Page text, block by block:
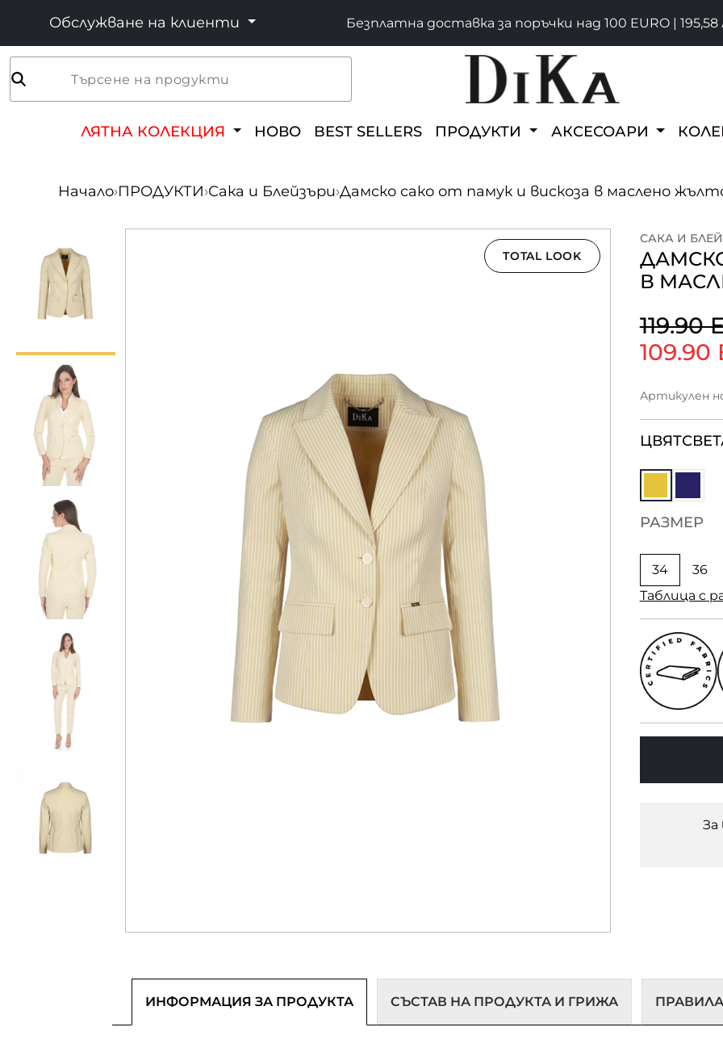
Обслужване на клиенти Безплатна доставка за поръчки над 100 EURO | 195,58
Търсене на продукти
ЛЯТНА КОЛЕКЦИЯ НОВО BEST SELLERS ПРОДУКТИ АКСЕСОАРИ
Начало›ПРОДУКТИ›Сака и Блейзъри›Дамско сако от памук и вискоза в маслено
TOTAL LOOK
САКА И
В
119.90
109.90
Артикулен
ЦВЯТ
РАЗМЕР
34
36
Таблица с
За
ИНФОРМАЦИЯ ЗА ПРОДУКТА СЪСТАВ НА ПРОДУКТА И ГРИЖА